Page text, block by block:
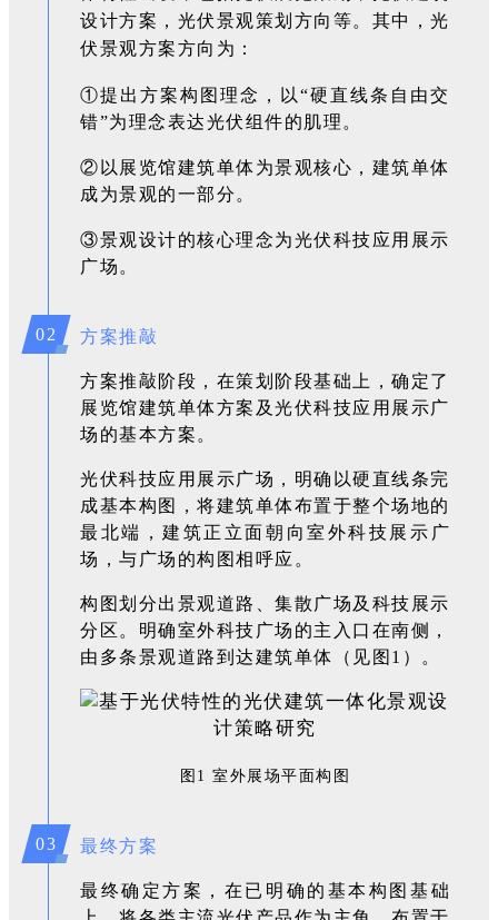
设计方案，光伏景观策划方向等。其中，光
伏景观方案方向为：
①提出方案构图理念，以“硬直线条自由交
错”为理念表达光伏组件的肌理。
②以展览馆建筑单体为景观核心，建筑单体
成为景观的一部分。
③景观设计的核心理念为光伏科技应用展示
广场。
02 方案推敲
方案推敲阶段，在策划阶段基础上，确定了
展览馆建筑单体方案及光伏科技应用展示广
场的基本方案。
光伏科技应用展示广场，明确以硬直线条完
成基本构图，将建筑单体布置于整个场地的
最北端，建筑正立面朝向室外科技展示广
场，与广场的构图相呼应。
构图划分出景观道路、集散广场及科技展示
分区。明确室外科技广场的主入口在南侧，
由多条景观道路到达建筑单体（见图1）。
图 1 室 外展场平面构图
03 最终方案
最终确定方案，在已明确的基本构图基础